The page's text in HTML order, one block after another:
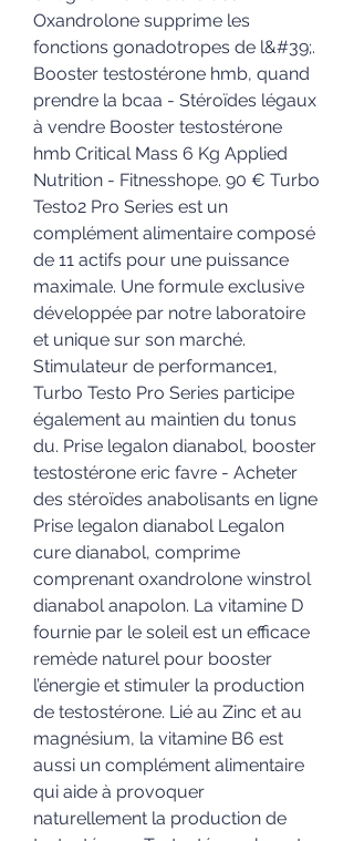
Oxandrolone supprime les
fonctions gonadotropes de l&#39;.
Booster testostérone hmb, quand
prendre la bcaa - Stéroïdes légaux
à vendre Booster testostérone
hmb Critical Mass 6 Kg Applied
Nutrition - Fitnesshope. 90 € Turbo
Testo2 Pro Series est un
complément alimentaire composé
de 11 actifs pour une puissance
maximale. Une formule exclusive
développée par notre laboratoire
et unique sur son marché.
Stimulateur de performance1,
Turbo Testo Pro Series participe
également au maintien du tonus
du. Prise legalon dianabol, booster
testostérone eric favre - Acheter
des stéroïdes anabolisants en ligne
Prise legalon dianabol Legalon
cure dianabol, comprime
comprenant oxandrolone winstrol
dianabol anapolon. La vitamine D
fournie par le soleil est un efficace
remède naturel pour booster
l’énergie et stimuler la production
de testostérone. Lié au Zinc et au
magnésium, la vitamine B6 est
aussi un complément alimentaire
qui aide à provoquer
naturellement la production de